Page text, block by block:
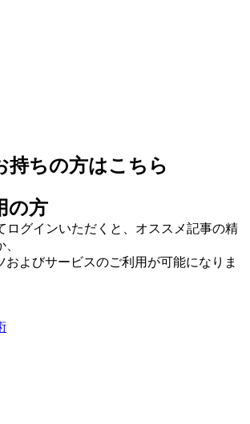
持ちの方はこちら
の方
ログインいただくと、オススメ記事の精
およびサービスのご利用が可能になりま